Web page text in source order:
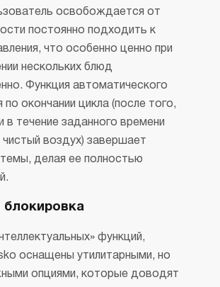
освобождается от
постоянно подходить к
что особенно ценно при
нескольких блюд
Функция автоматического
по окончании цикла (после того,
в течение заданного времени
воздух) завершает
делая ее полностью
блокировка
функций,
оснащены утилитарными, но
опциями, которые доводят